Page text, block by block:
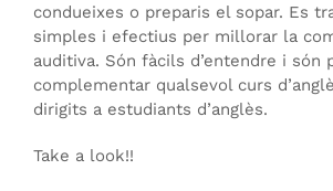
condueixes o preparis el sopar. Es
simples i efectius per millorar la
auditiva. Són fàcils d’entendre i són
complementar qualsevol curs
dirigits a estudiants d’anglès.
Take a look!!